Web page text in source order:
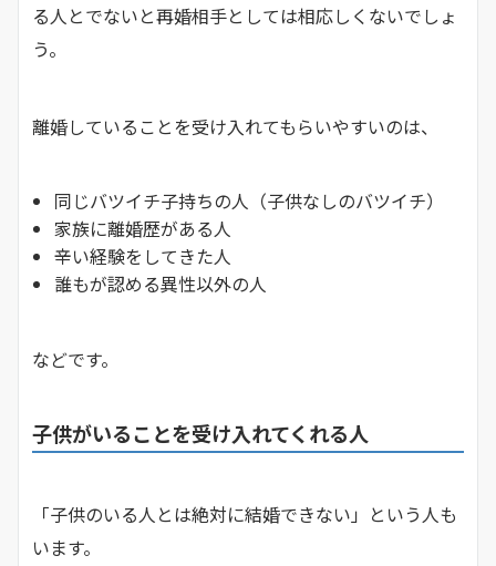
る人とでないと再婚相手としては相応しくないでしょ
う。
離婚していることを受け入れてもらいやすいのは、
同じバツイチ子持ちの人（子供なしのバツイチ）
家族に離婚歴がある人
辛い経験をしてきた人
誰もが認める異性以外の人
などです。
子供がいることを受け入れてくれる人
「子供のいる人とは絶対に結婚できない」という人も
います。